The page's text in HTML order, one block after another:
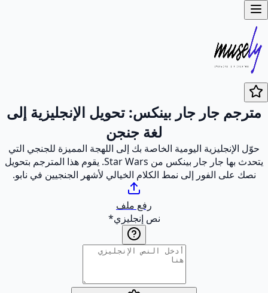
مترجم جار جار بينكس: تحويل الإنجليزية إلى
لغة جنجن
حوّل الإنجليزية اليومية الخاصة بك إلى اللهجة المميزة للجنجي التي
يتحدث بها جار جار بينكس من Star Wars. يقوم هذا المترجم بتحويل
نصك على الفور إلى نمط الكلام الخيالي لأشهر الجنجيين في نابو.
رفع ملف
نص إنجليزي*